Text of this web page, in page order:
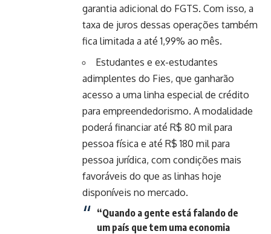
garantia adicional do FGTS. Com isso, a
taxa de juros dessas operações também
fica limitada a até 1,99% ao mês.
Estudantes e ex-estudantes
adimplentes do Fies, que ganharão
acesso a uma linha especial de crédito
para empreendedorismo. A modalidade
poderá financiar até R$ 80 mil para
pessoa física e até R$ 180 mil para
pessoa jurídica, com condições mais
favoráveis do que as linhas hoje
disponíveis no mercado.
“Quando a gente está falando de
um país que tem uma economia